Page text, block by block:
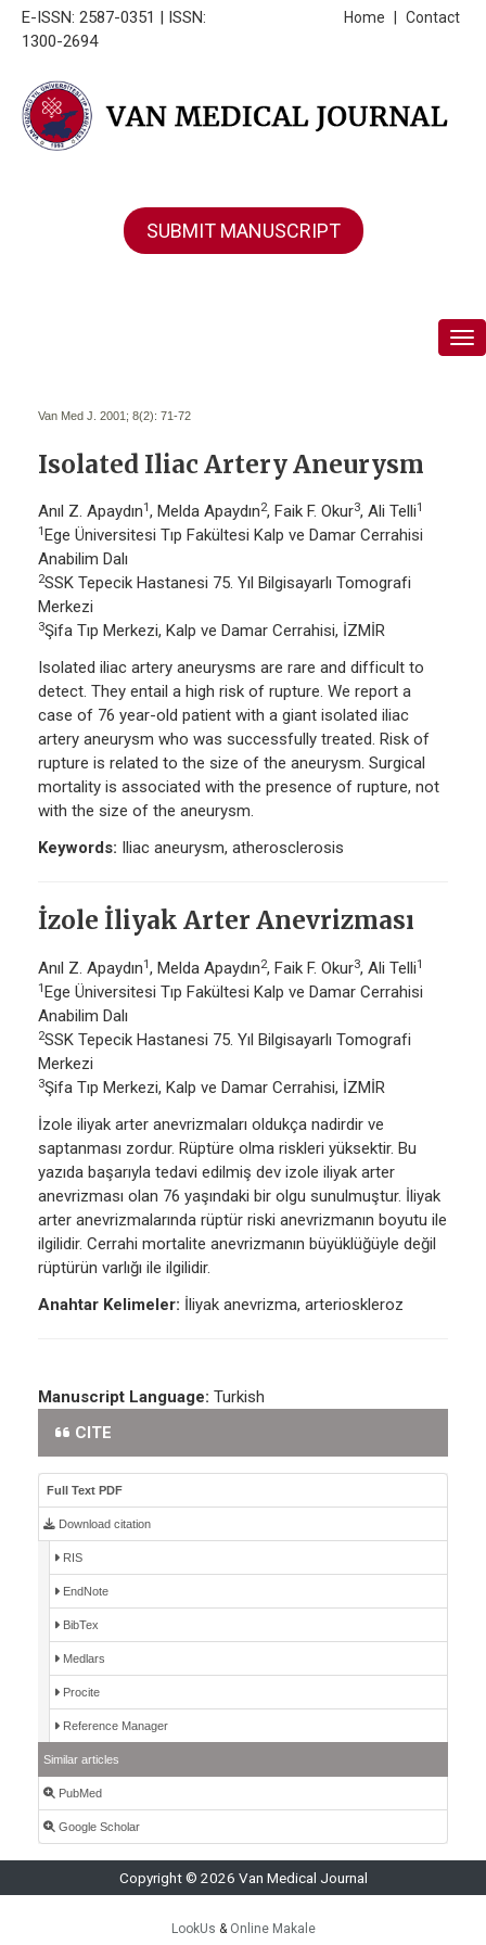
E-ISSN: 2587-0351 | ISSN:
1300-2694
Contact
Home
SUBMIT MANUSCRIPT
Van Med J. 2001; 8(2): 71-72
Isolated Iliac Artery Aneurysm
Anıl Z. Apaydın1, Melda Apaydın2, Faik F. Okur3, Ali Telli1
1 Ege Üniversitesi Tıp Fakültesi Kalp ve Damar Cerrahisi
Anabilim Dalı
2SSK Tepecik Hastanesi 75. Yıl Bilgisayarlı Tomografi
Merkezi
3Şifa Tıp Merkezi, Kalp ve Damar Cerrahisi, İZMİR
Isolated iliac artery aneurysms are rare and difficult to
detect. They entail a high risk of rupture. We report a
case of 76 year-old patient with a giant isolated iliac
artery aneurysm who was successfully treated. Risk of
rupture is related to the size of the aneurysm. Surgical
mortality is associated with the presence of rupture, not
with the size of the aneurysm.
Keywords: Iliac aneurysm, atherosclerosis
İzole İliyak Arter Anevrizması
Anıl Z. Apaydın1, Melda Apaydın2, Faik F. Okur3, Ali Telli1
1Ege Üniversitesi Tıp Fakültesi Kalp ve Damar Cerrahisi
Anabilim Dalı
2SSK Tepecik Hastanesi 75. Yıl Bilgisayarlı Tomografi
Merkezi
3Şifa Tıp Merkezi, Kalp ve Damar Cerrahisi, İZMİR
İzole iliyak arter anevrizmaları oldukça nadirdir ve
saptanması zordur. Rüptüre olma riskleri yüksektir. Bu
yazıda başarıyla tedavi edilmiş dev izole iliyak arter
anevrizması olan 76 yaşındaki bir olgu sunulmuştur. İliyak
arter anevrizmalarında rüptür riski anevrizmanın boyutu ile
ilgilidir. Cerrahi mortalite anevrizmanın büyüklüğüyle değil
rüptürün varlığı ile ilgilidir.
Anahtar Kelimeler: İliyak anevrizma, arterioskleroz
Manuscript Language: Turkish
CITE
Full Text PDF
Download citation
RIS
EndNote
BibTex
Medlars
Procite
Reference Manager
Similar articles
PubMed
Google Scholar
Copyright © 2026 Van Medical Journal
LookUs & Online Makale